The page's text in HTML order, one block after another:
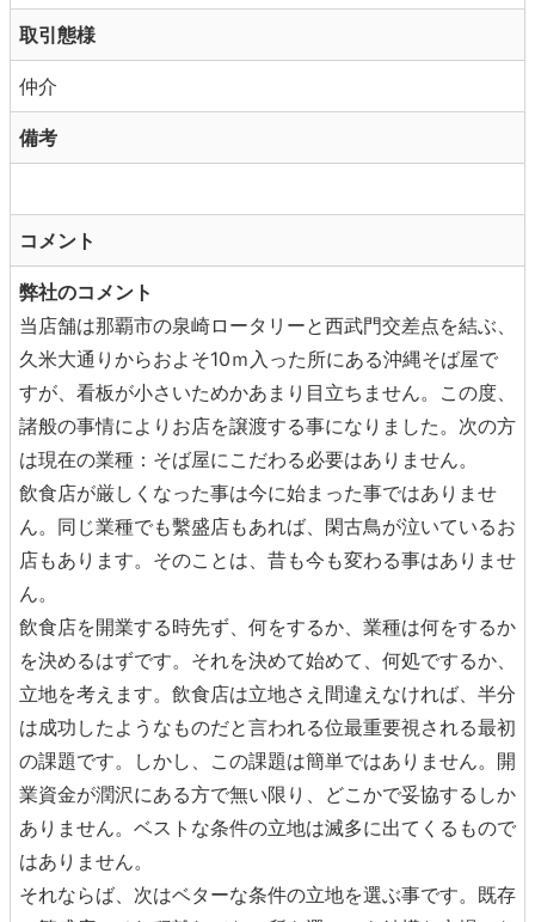
取引態様
仲介
備考
コメント
弊社のコメント
当店舗は那覇市の泉崎ロータリーと西武門交差点を結ぶ、
久米大通りからおよそ10ｍ入った所にある沖縄そば屋で
すが、看板が小さいためかあまり目立ちません。この度、
諸般の事情によりお店を譲渡する事になりました。次の方
は現在の業種：そば屋にこだわる必要はありません。
飲食店が厳しくなった事は今に始まった事ではありませ
ん。同じ業種でも繫盛店もあれば、閑古鳥が泣いているお
店もあります。そのことは、昔も今も変わる事はありませ
ん。
飲食店を開業する時先ず、何をするか、業種は何をするか
を決めるはずです。それを決めて始めて、何処でするか、
立地を考えます。飲食店は立地さえ間違えなければ、半分
は成功したようなものだと言われる位最重要視される最初
の課題です。しかし、この課題は簡単ではありません。開
業資金が潤沢にある方で無い限り、どこかで妥協するしか
ありません。ベストな条件の立地は滅多に出てくるもので
はありません。
それならば、次はベターな条件の立地を選ぶ事です。既存